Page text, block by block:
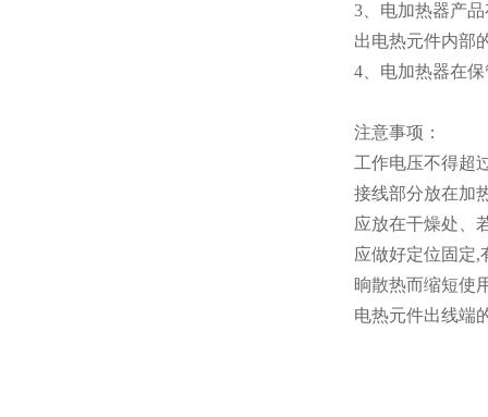
3、电加热器产
出电热元件内部
4、电加热器在
注意事项：
工作电压不得超
接线部分放在加
应放在干燥处、
应做好定位固定,
晌散热而缩短使
电热元件出线端